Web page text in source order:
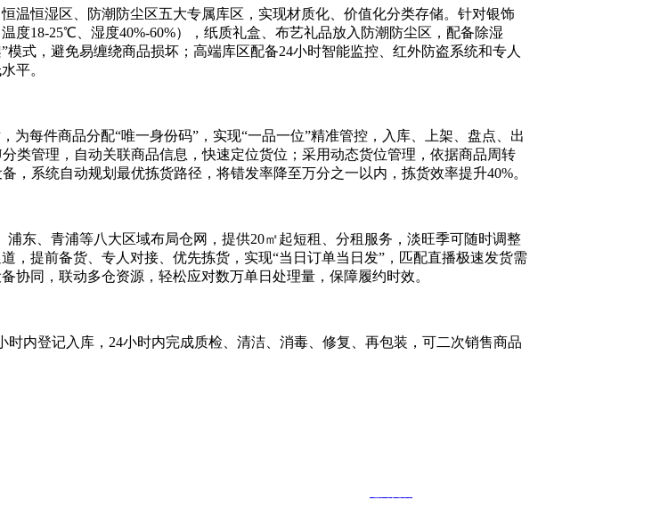
温恒湿区、防潮防尘区五大专属库区，实现材质化、价值化分类存储。针对银饰
度18-25℃、湿度40%-60%），纸质礼盒、布艺礼品放入防潮防尘区，配备除湿
式，避免易缠绕商品损坏；高端库区配备24小时智能监控、红外防盗系统和专人
平。
为每件商品分配“唯一身份码”，实现“一品一位”精准管控，入库、上架、盘点、出
类管理，自动关联商品信息，快速定位货位；采用动态货位管理，依据商品周转
，系统自动规划最优拣货路径，将错发率降至万分之一以内，拣货效率提升40%。
东、青浦等八大区域布局仓网，提供20㎡起短租、分租服务，淡旺季可随时调整
，提前备货、专人对接、优先拣货，实现“当日订单当日发”，匹配直播极速发货需
协同，联动多仓资源，轻松应对数万单日处理量，保障履约时效。
内登记入库，24小时内完成质检、清洁、消毒、修复、再包装，可二次销售商品